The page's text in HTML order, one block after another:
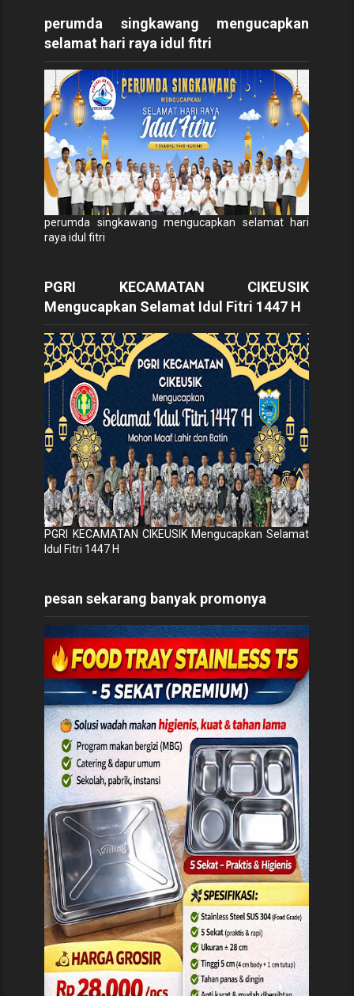
perumda singkawang mengucapkan
selamat hari raya idul fitri
perumda singkawang mengucapkan selamat hari
raya idul fitri
PGRI KECAMATAN CIKEUSIK
Mengucapkan Selamat Idul Fitri 1447 H
PGRI KECAMATAN CIKEUSIK Mengucapkan Selamat
Idul Fitri 1447 H
pesan sekarang banyak promonya